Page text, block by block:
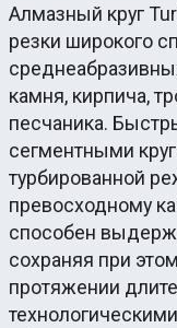
Алмазный круг
резки широкого
камня, кирпича,
песчаника.
сегментными
турбированной
превосходному
способен
сохраняя при
протяжении